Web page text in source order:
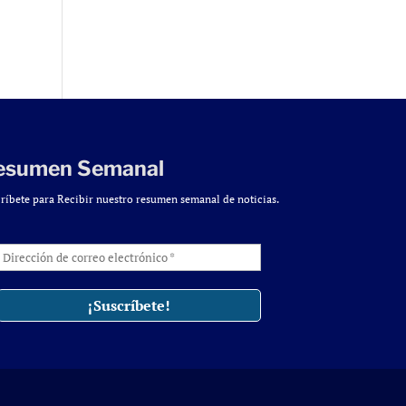
Semanal
para Recibir nuestro resumen semanal de noticias.